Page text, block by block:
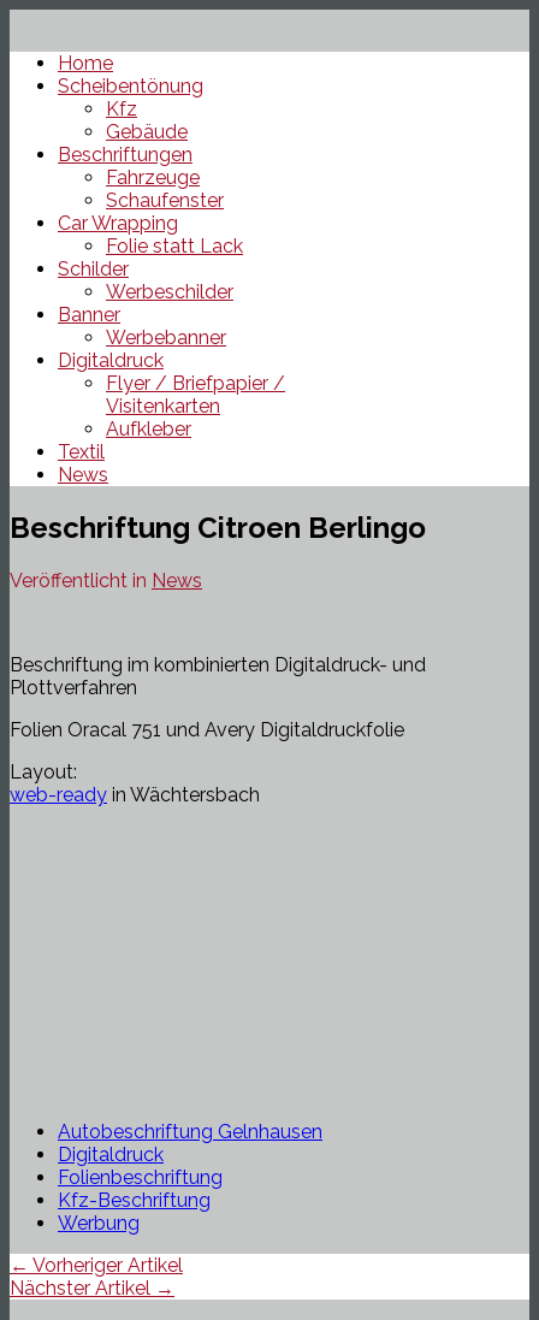
Home
Scheibentönung
Kfz
Gebäude
Beschriftungen
Fahrzeuge
Schaufenster
Car Wrapping
Folie statt Lack
Schilder
Werbeschilder
Banner
Werbebanner
Digitaldruck
Flyer / Briefpapier /
Visitenkarten
Aufkleber
Textil
News
Beschriftung Citroen Berlingo
Veröffentlicht in News
Beschriftung im kombinierten Digitaldruck- und
Plottverfahren
Folien Oracal 751 und Avery Digitaldruckfolie
Layout:
web-ready in Wächtersbach
Autobeschriftung Gelnhausen
Digitaldruck
Folienbeschriftung
Kfz-Beschriftung
Werbung
← Vorheriger Artikel
Nächster Artikel →